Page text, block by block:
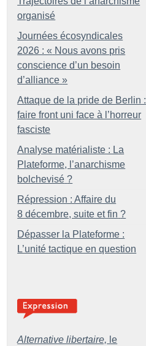
organisé
Journées écosyndicales
2026 : « Nous avons pris
conscience d’un besoin
d’alliance »
Attaque de la pride de Berlin :
faire front uni face à l’horreur
fasciste
Analyse matérialiste : La
Plateforme, l’anarchisme
bolchevisé ?
Répression : Affaire du
8 décembre, suite et fin ?
Dépasser la Plateforme :
L’unité tactique en question
Alternative libertaire, le